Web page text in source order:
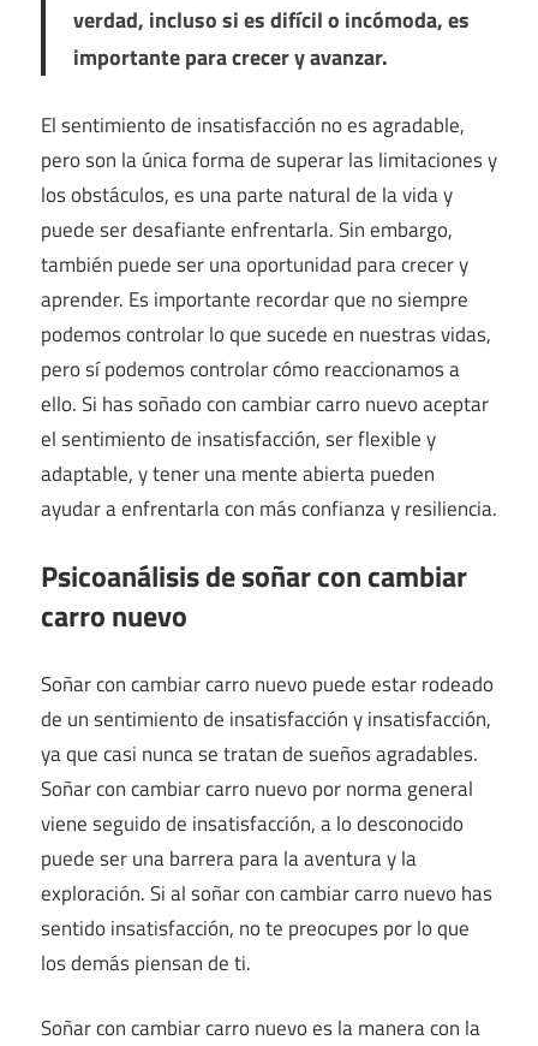
verdad, incluso si es difícil o incómoda, es
importante para crecer y avanzar.
El sentimiento de insatisfacción no es agradable,
pero son la única forma de superar las limitaciones y
los obstáculos, es una parte natural de la vida y
puede ser desafiante enfrentarla. Sin embargo,
también puede ser una oportunidad para crecer y
aprender. Es importante recordar que no siempre
podemos controlar lo que sucede en nuestras vidas,
pero sí podemos controlar cómo reaccionamos a
ello. Si has soñado con cambiar carro nuevo aceptar
el sentimiento de insatisfacción, ser flexible y
adaptable, y tener una mente abierta pueden
ayudar a enfrentarla con más confianza y resiliencia.
Psicoanálisis de soñar con cambiar
carro nuevo
Soñar con cambiar carro nuevo puede estar rodeado
de un sentimiento de insatisfacción y insatisfacción,
ya que casi nunca se tratan de sueños agradables.
Soñar con cambiar carro nuevo por norma general
viene seguido de insatisfacción, a lo desconocido
puede ser una barrera para la aventura y la
exploración. Si al soñar con cambiar carro nuevo has
sentido insatisfacción, no te preocupes por lo que
los demás piensan de ti.
Soñar con cambiar carro nuevo es la manera con la